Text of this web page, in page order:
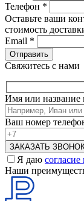
Телефон *
Оставьте ваши
стоимость
Email *
Свяжитесь с нами
Имя или название
Ваш номер
Я даю
Наши